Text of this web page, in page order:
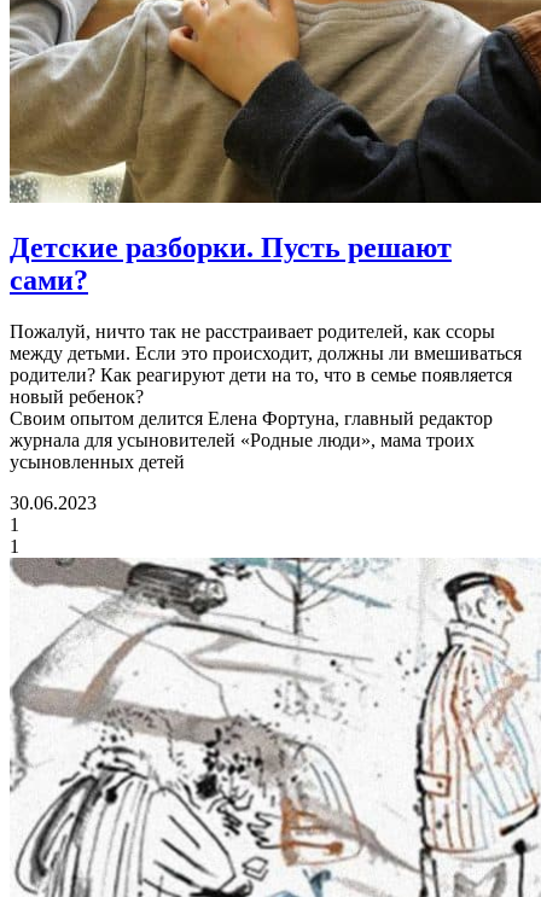
Детские разборки. Пусть решают
сами?
Пожалуй, ничто так не расстраивает родителей, как ссоры
между детьми. Если это происходит, должны ли вмешиваться
родители? Как реагируют дети на то, что в семье появляется
новый ребенок?
Своим опытом делится Елена Фортуна, главный редактор
журнала для усыновителей «Родные люди», мама троих
усыновленных детей
30.06.2023
1
1